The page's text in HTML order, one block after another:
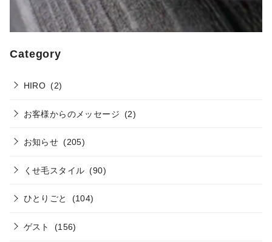
Category
HIRO (2)
お客様からのメッセージ (2)
お知らせ (205)
くせ毛スタイル (90)
ひとりごと (104)
ゲスト (156)